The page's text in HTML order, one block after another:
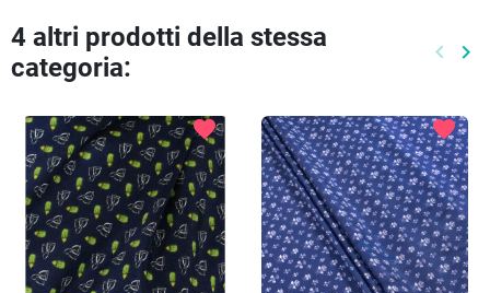
4 altri prodotti della stessa
categoria:
keyboard_arrow_left keyboard_arrow_right
favorite favorite